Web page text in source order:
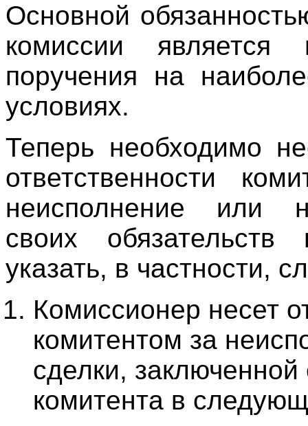
Основной
комиссии является
поручения на
условиях.
Теперь необходимо
ответственности
неисполнение или
своих
указать, в частности,
Комиссионер несет
комитентом за
сделки,
комитента в